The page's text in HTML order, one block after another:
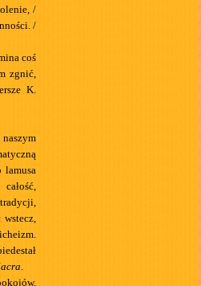
/
/
coś
zgnić,
K.
lamusa
.